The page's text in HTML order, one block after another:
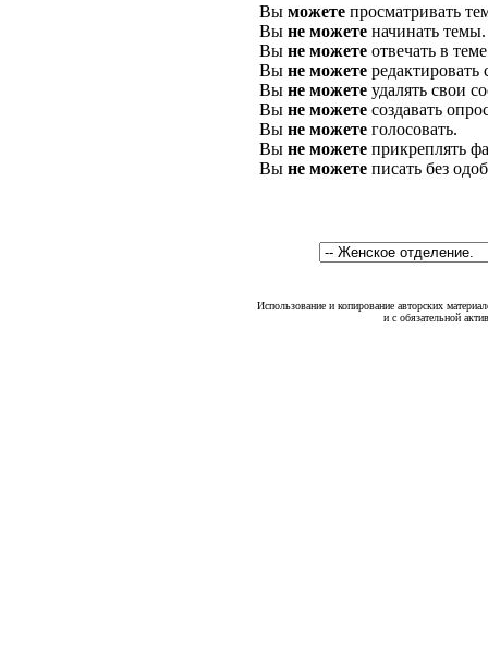
Вы можете просматривать
Вы не можете начинать темы.
Вы не можете отвечать в
Вы не можете
Вы не можете удалять свои
Вы не можете создавать
Вы не можете голосовать.
Вы не можете прикреплять
Вы не можете писать без
Использование и копирование авторских
и с обязательной